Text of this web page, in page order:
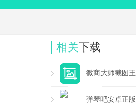
相关下载
微商大师截图王
弹琴吧安卓正版